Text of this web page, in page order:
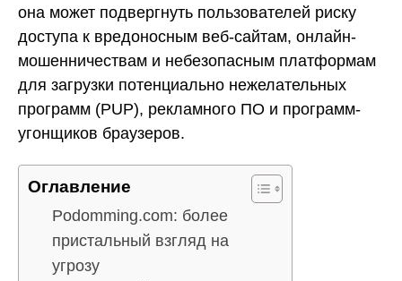
она может подвергнуть пользователей риску
доступа к вредоносным веб-сайтам, онлайн-
мошенничествам и небезопасным платформам
для загрузки потенциально нежелательных
программ (PUP), рекламного ПО и программ-
угонщиков браузеров.
Оглавление
Podomming.com: более
пристальный взгляд на
угрозу